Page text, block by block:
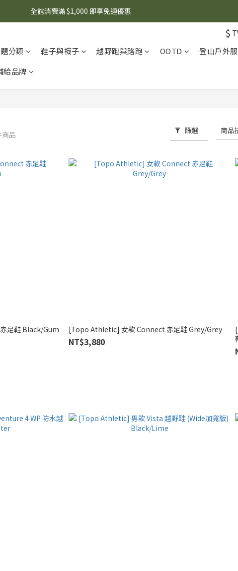
🌟 想知道現在有什麼優惠嗎？ 點擊查看最新優惠！
全館消費滿 $1,000 即享免運優惠
$
分類 鞋子與襪子 越野跑與路跑 OOTD
登山戶外
給品牌
商品 篩選 商品
足鞋 Black/Gum [Topo Athletic] 女款 Connect 赤足鞋 Grey/Grey
NT$3,880